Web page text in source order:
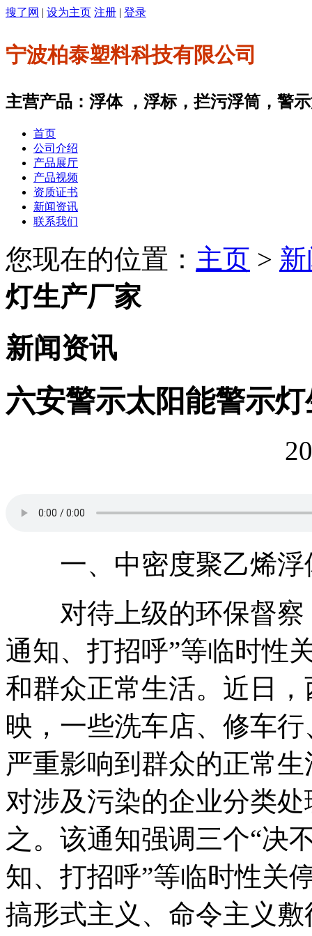
搜了网 | 设为主页 注册 | 登录
宁波柏泰塑料科技有限公司
主营产品：浮体 ，浮标，拦污浮筒，警
首页
公司介绍
产品展厅
产品视频
资质证书
新闻资讯
联系我们
您现在的位置： 主页 >
灯生产厂家
新闻资讯
六安警示太阳能警示
一、中密度聚乙烯浮
对待上级的环保督察
通知、打招呼”等临时性
和群众正常生活。近日
映，一些洗车店、修车
严重影响到群众的正常
对涉及污染的企业分类
之。该通知强调三个“决
知、打招呼”等临时性关
搞形式主义、命令主义